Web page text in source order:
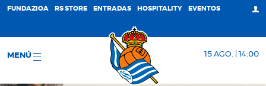
FUNDAZIOA RS STORE ENTRADAS HOSPITALITY EVENTOS
MENÚ 15 AGO. | 14:00